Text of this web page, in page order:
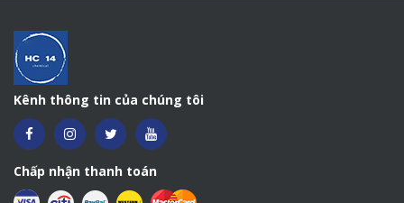
Kênh thông tin của chúng tôi
Chấp nhận thanh toán